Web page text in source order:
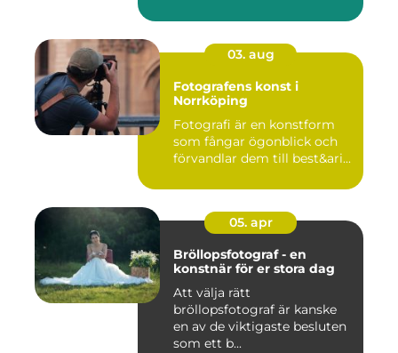
03. aug
Fotografens konst i
Norrköping
Fotografi är en konstform
som fångar ögonblick och
förvandlar dem till best&ari...
05. apr
Bröllopsfotograf - en
konstnär för er stora dag
Att välja rätt
bröllopsfotograf är kanske
en av de viktigaste besluten
som ett b...